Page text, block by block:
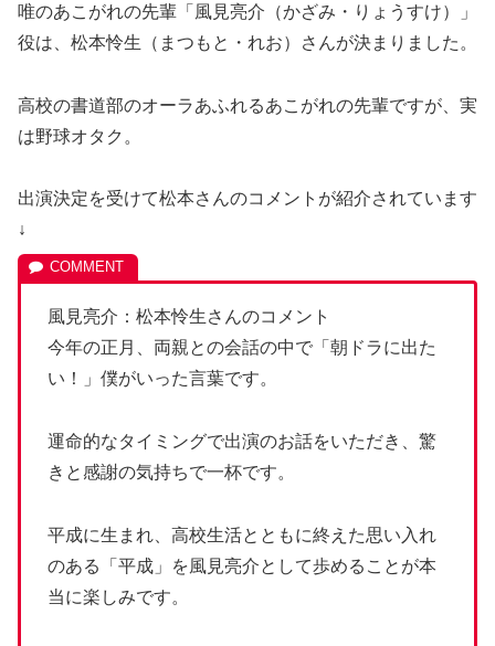
唯のあこがれの先輩「風見亮介（かざみ・りょうすけ）」
役は、松本怜生（まつもと・れお）さんが決まりました。
高校の書道部のオーラあふれるあこがれの先輩ですが、実
は野球オタク。
出演決定を受けて松本さんのコメントが紹介されています
↓
風見亮介：松本怜生さんのコメント
今年の正月、両親との会話の中で「朝ドラに出た
い！」僕がいった言葉です。
運命的なタイミングで出演のお話をいただき、驚
きと感謝の気持ちで一杯です。
平成に生まれ、高校生活とともに終えた思い入れ
のある「平成」を風見亮介として歩めることが本
当に楽しみです。